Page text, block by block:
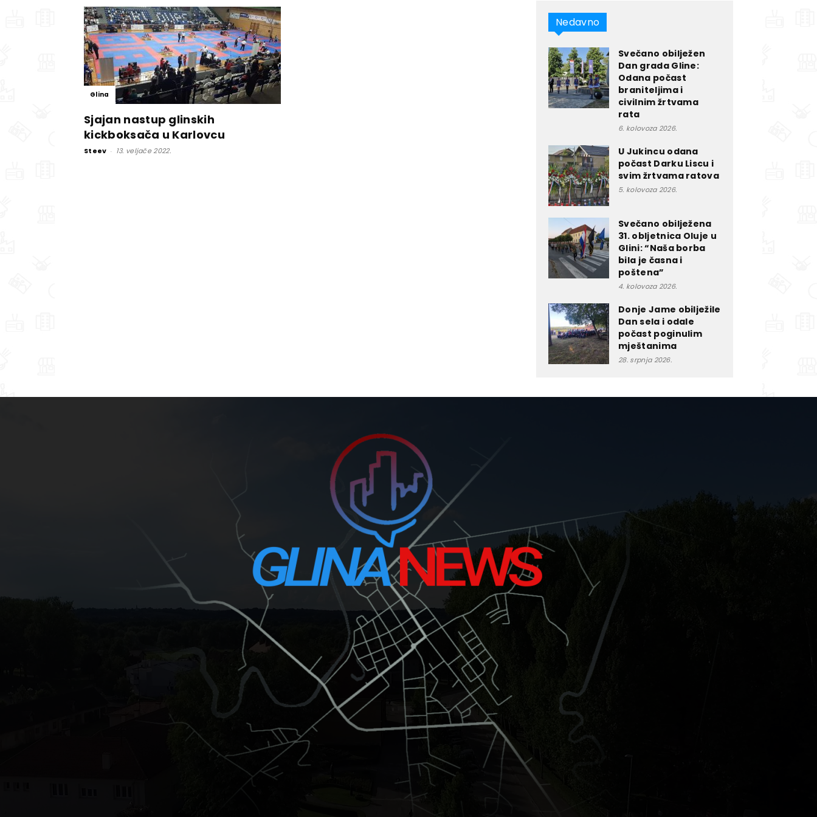
Glina
Sjajan nastup glinskih
kickboksača u Karlovcu
Steev - 13. veljače 2022.
Nedavno
Svečano obilježen
Dan grada Gline:
Odana počast
braniteljima i
civilnim žrtvama
rata
6. kolovoza 2026.
U Jukincu odana
počast Darku Liscu i
svim žrtvama ratova
5. kolovoza 2026.
Svečano obilježena
31. obljetnica Oluje u
Glini: “Naša borba
bila je časna i
poštena”
4. kolovoza 2026.
Donje Jame obilježile
Dan sela i odale
počast poginulim
mještanima
28. srpnja 2026.